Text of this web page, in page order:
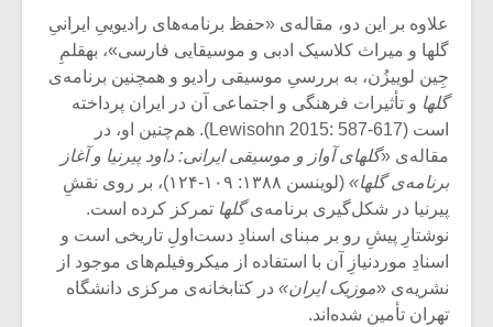
علاوه بر این دو، مقاله‌‌ی «حفظ برنامه‌های رادیوییِ ایرانیِ
گلها و میراث کلاسیک ادبی و موسیقایی فارسی»، به‏قلمِ
جِین لوییزُن، به بررسیِ موسیقی رادیو و همچنین برنامه‌ی
گلها و تأثیرات فرهنگی و اجتماعی آن در ایران پرداخته
است (Lewisohn 2015: 587-617). هم‌چنین او، در
مقاله‌ی «گلهای آواز و موسیقی ایرانی: داود پیرنیا و آغاز
برنامه‌ی گلها»
(لوینسن ۱۳۸۸: ۱۰۹-۱۲۴)، بر روی نقشِ
پیرنیا در شکل‌گیری برنامه‌یگلها تمرکز کرده است.
نوشتارِ پیشِ ‌رو بر مبنای اسنادِ دست‌اولِ تاریخی است و
اسنادِ موردنیازِ آن با استفاده از میکروفیلم‌های موجود از
نشریه‌ی «موزیک ایران» در کتابخانه‌ی مرکزی دانشگاه
تهران تأمین شده‌اند.